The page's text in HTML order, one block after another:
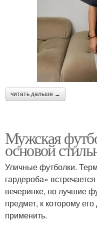
читать дальше →
Мужская
основой
Уличные футболки.
гардероба»
вечеринке, но лучшие
предмет, к которому
применить.